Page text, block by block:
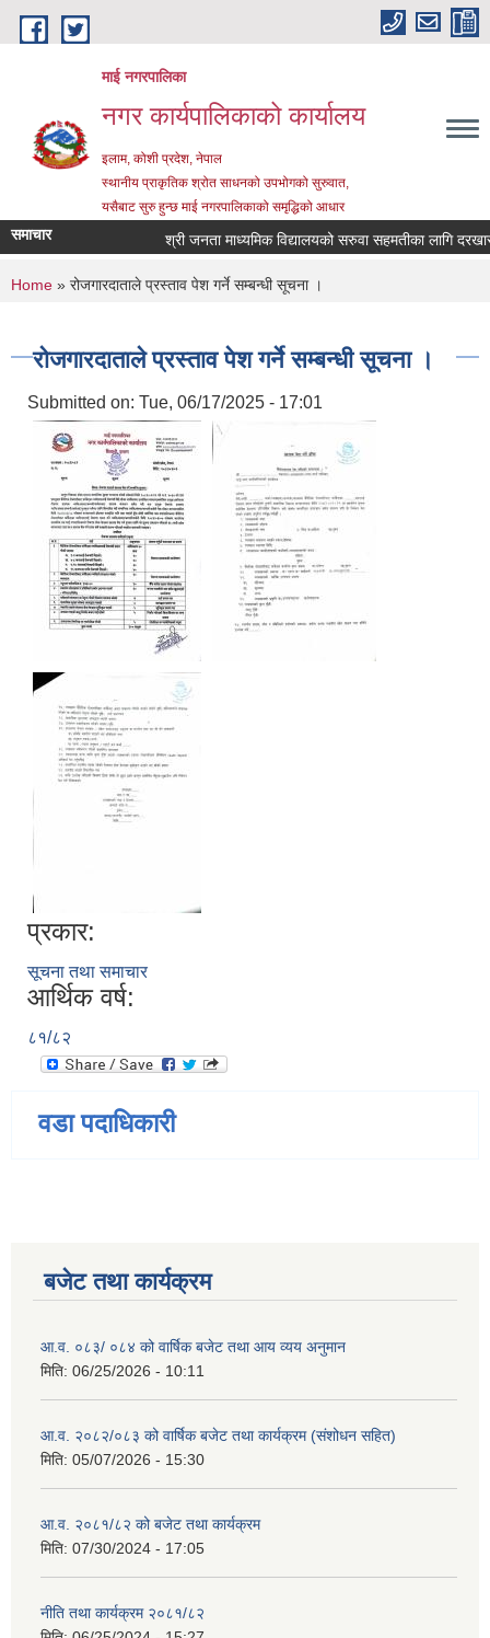
Skip to main content
माई नगरपालिका
नगर कार्यपालिकाको कार्यालय
इलाम, कोशी प्रदेश, नेपाल
स्थानीय प्राकृतिक श्रोत साधनको उपभोगको सुरुवात,
यसैबाट सुरु हुन्छ माई नगरपालिकाको समृद्धिको आधार
समाचार श्री जनता माध्यमिक विद्यालयको सरुवा सहमतीका लागि
You are here
Home » रोजगारदाताले प्रस्ताव पेश गर्ने सम्बन्धी सूचना ।
रोजगारदाताले प्रस्ताव पेश गर्ने सम्बन्धी सूचना ।
Submitted on: Tue, 06/17/2025 - 17:01
प्रकार:
सूचना तथा समाचार
आर्थिक वर्ष:
८१/८२
वडा पदाधिकारी
बजेट तथा कार्यक्रम
आ.व. ०८३/ ०८४ को वार्षिक बजेट तथा आय व्यय अनुमान
मिति: 06/25/2026 - 10:11
आ.व. २०८२/०८३ को वार्षिक बजेट तथा कार्यक्रम (संशोधन सहित)
मिति: 05/07/2026 - 15:30
आ.व. २०८१/८२ को बजेट तथा कार्यक्रम
मिति: 07/30/2024 - 17:05
नीति तथा कार्यक्रम २०८१/८२